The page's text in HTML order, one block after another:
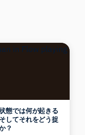
態では何が起きる
してそれをどう捉
？